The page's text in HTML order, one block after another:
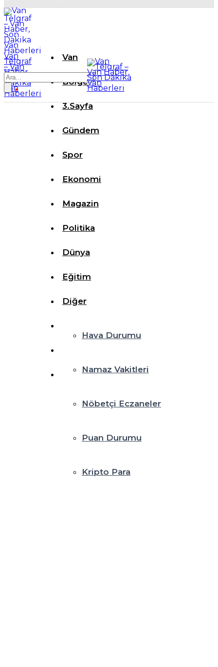
Van
Telgraf
– Van
Haber,
Son
Dakika
Van
Haberleri
Van
Bölge
3.Sayfa
Gündem
Spor
Ekonomi
Magazin
Politika
Dünya
Eğitim
Diğer
Hava Durumu
Namaz Vakitleri
Nöbetçi Eczaneler
Puan Durumu
Kripto Para